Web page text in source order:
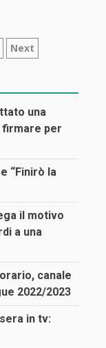
Next
una
firmare per
“Finirò la
il motivo
a una
canale
2022/2023
in tv: